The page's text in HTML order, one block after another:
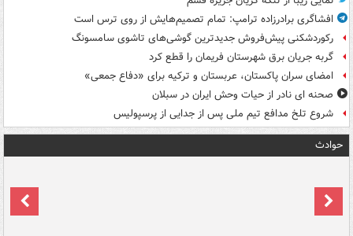
افشاگری برادرزاده ترامپ: تمام تصمیم‌هایش از روی ترس است
رکوردشکنی پیش‌فروش جدیدترین گوشی‌های تاشوی سامسونگ
گربه جریان برق شهرستان فریمان را قطع کرد
امضای سران پاکستان، عربستان و ترکیه برای «دفاع جمعی»
صحنه ای نادر از حیات وحش ایران در سبلان
شروع تلخ مدافع تیم ملی پس از جدایی از پرسپولیس
حوادث